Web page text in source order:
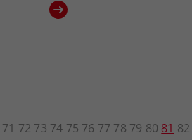
71 72 73 74 75 76 77 78 79 80 81 82